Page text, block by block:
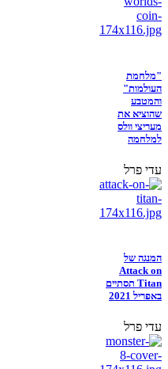
"מלחמת
העולמות"
והמטבע
שהוציא את
מעריצי וולס
למלחמה
עדי פרל
המנגה של
Attack on
Titan תסתיים
באפריל 2021
עדי פרל